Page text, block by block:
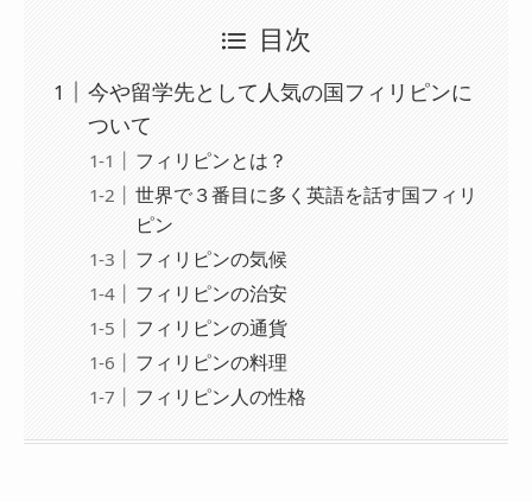
目次
今や留学先として人気の国フィリピンに
ついて
フィリピンとは？
世界で３番目に多く英語を話す国フィリ
ピン
フィリピンの気候
フィリピンの治安
フィリピンの通貨
フィリピンの料理
フィリピン人の性格